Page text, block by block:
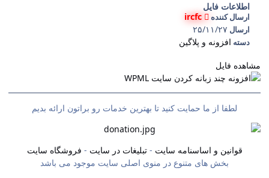
اطلاعات فایل
ارسال کننده ircfc
ارسال ۲۵/۱۱/۲۷
دسته افزونه و پلاگین
مشاهده فایل
لطفا از ما حمایت کنید تا بهترین خدمات رو براتون ارائه بدیم
قوانین و اساسنامه سایت -تبلیغات در سایت - فروشگاه سایت
بخش های متنوع در منوی اصلی سایت موجود می باشد